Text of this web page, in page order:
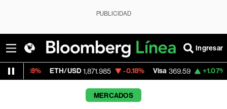
PUBLICIDAD
Ingresar
ETH/USD 1,871.985 -0.18% Visa 369.59 +1.07%
MERCADOS